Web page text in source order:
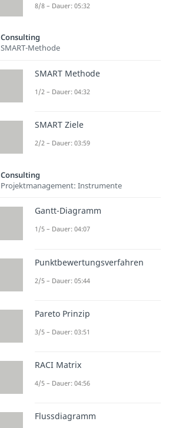
8/8 – Dauer: 05:32
Consulting
SMART-Methode
SMART Methode
1/2 – Dauer: 04:32
SMART Ziele
2/2 – Dauer: 03:59
Consulting
Projektmanagement: Instrumente
Gantt-Diagramm
1/5 – Dauer: 04:07
Punktbewertungsverfahren
2/5 – Dauer: 05:44
Pareto Prinzip
3/5 – Dauer: 03:51
RACI Matrix
4/5 – Dauer: 04:56
Flussdiagramm